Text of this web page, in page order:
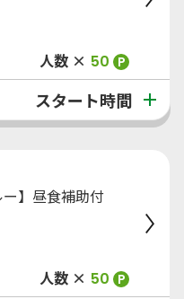
人数 × 50 P
スタート時間
】昼食補助付
人数 × 50 P